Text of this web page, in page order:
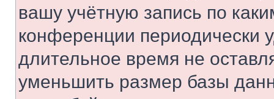
вашу учётную запись по
конференции периодически
длительное время не
уменьшить размер базы